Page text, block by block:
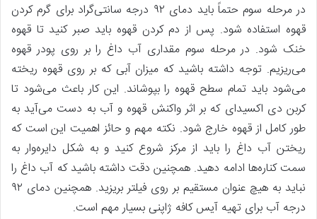
در مرحله سوم حتماً باید دمای ۹۲ درجه سانتی‌گراد برای گرم کردن
قهوه استفاده شود. پس از دم کردن قهوه باید صبر کنید تا قهوه
خنک شود. در مرحله سوم مقداری آب داغ را بر روی پودر قهوه
می‌ریزیم. توجه داشته باشید که میزان آبی که بر روی قهوه ریخته
می‌شود باید تمام سطح قهوه را بپوشاند. این کار باعث می‌شود تا
کربن دی اکسید‌ای که بر اثر واکنش قهوه و آب به دست می‌آید به
طور کامل از قهوه خارج شود. نکته مهم و حائز اهمیت این است که
ریختن آب داغ را باید از مرکز شروع کنید و به شکل دایره‌وار به
سمت کناره‌ها ادامه دهید. همچنین دقت داشته باشید که آب داغ را
نباید به هیچ عنوان مستقیم بر روی فیلتر بریزید. همچنین دمای ۹۲
درجه آب برای تهیه آیس کافه ژاپنی بسیار مهم است.